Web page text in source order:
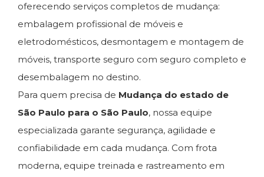
oferecendo serviços completos de mudança:
embalagem profissional de móveis e
eletrodomésticos, desmontagem e montagem de
móveis, transporte seguro com seguro completo e
desembalagem no destino.
Para quem precisa de Mudança do estado de
São Paulo para o São Paulo, nossa equipe
especializada garante segurança, agilidade e
confiabilidade em cada mudança. Com frota
moderna, equipe treinada e rastreamento em